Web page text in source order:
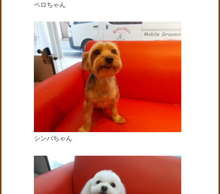
ペロちゃん
シンバちゃん